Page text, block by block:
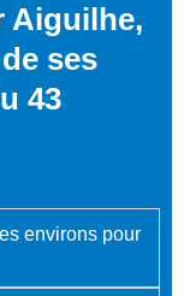
Aiguilhe,
ses
43
environs pour